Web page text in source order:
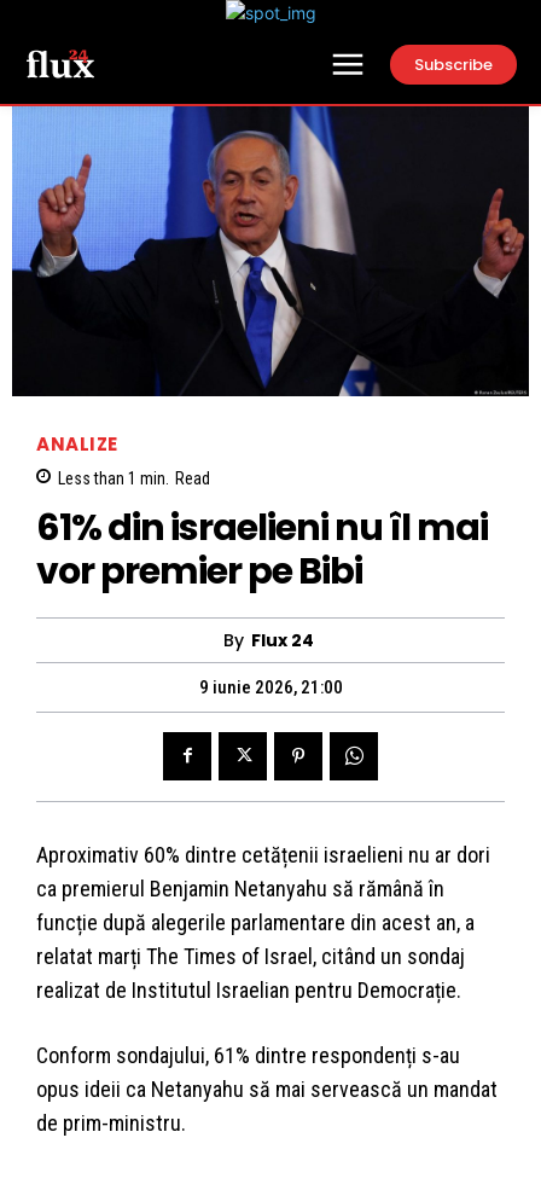
Subscribe
ANALIZE
Less than 1 min. Read
61% din israelieni nu îl mai
vor premier pe Bibi
By Flux 24
9 iunie 2026, 21:00
Aproximativ 60% dintre cetățenii israelieni nu ar dori
ca premierul Benjamin Netanyahu să rămână în
funcție după alegerile parlamentare din acest an, a
relatat marți The Times of Israel, citând un sondaj
realizat de Institutul Israelian pentru Democrație.
Conform sondajului, 61% dintre respondenți s-au
opus ideii ca Netanyahu să mai servească un mandat
de prim-ministru.